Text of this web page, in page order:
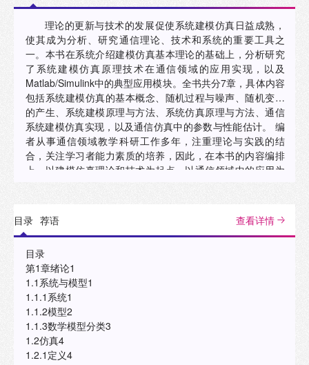
理论的更新与技术的发展促使系统建模仿真日益成熟，
使其成为分析、研究通信理论、技术和系统的重要工具之
一。本书在系统介绍建模仿真基本理论的基础上，分析研究
了系统建模仿真原理技术在通信领域的应用实现，以及
Matlab/Simulink中的典型应用模块。全书共分7章，具体内容
包括系统建模仿真的基本概念、随机过程与噪声、随机变量
的产生、系统建模原理与方法、系统仿真原理与方法、通信
系统建模仿真实现，以及通信仿真中的参数与性能估计。 编
者从事通信领域教学科研工作多年，注重理论与实践的结
合，关注学习者能力素质的培养，因此，在本书的内容编排
上，以建模仿真理论和技术为起点，以通信领域中的应用为
用作电子信息类专业高年级本科生和硕士研究生的教材，也
可供相关专业教学、科研和工程技术人员阅读和参考。
目录 荐语 查看详情
目录
第1章绪论1
1.1系统与模型1
1.1.1系统1
1.1.2模型2
1.1.3数学模型分类3
1.2仿真4
1.2.1定义4